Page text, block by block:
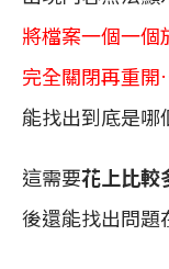
將檔案一個一個
完全關閉再重
能找出到底是哪
這需要花上比較
後還能找出問題